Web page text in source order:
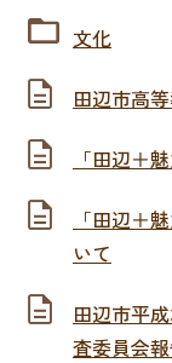
文化
田辺市高
「田辺＋
「田辺＋
い­て
田辺市平
査委員会